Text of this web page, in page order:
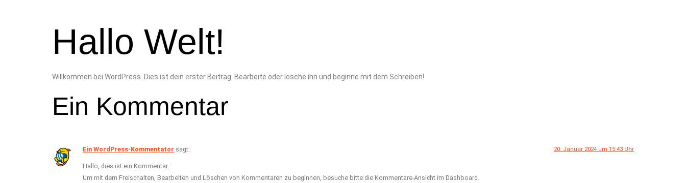
Hallo Welt!
Willkommen bei WordPress. Dies ist dein erster Beitrag. Bearbeite oder lösche ihn und beginne mit dem Schreiben!
Ein Kommentar
Ein WordPress-Kommentator sagt: 20. Januar 2024 um 15:43 Uhr
Hallo, dies ist ein Kommentar.
Um mit dem Freischalten, Bearbeiten und Löschen von Kommentaren zu beginnen, besuche bitte die Kommentare-Ansicht im Dashboard.